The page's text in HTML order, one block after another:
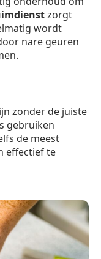
zorgt
wordt
nare geuren
zonder de juiste
gebruiken
de meest
effectief te